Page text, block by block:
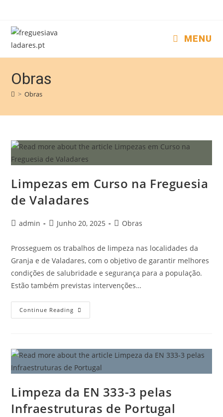
MENU
Obras
> Obras
Limpezas em Curso na Freguesia
de Valadares
admin Junho 20, 2025 Obras
Prosseguem os trabalhos de limpeza nas localidades da
Granja e de Valadares, com o objetivo de garantir melhores
condições de salubridade e segurança para a população.
Estão também previstas intervenções…
Continue Reading
Limpeza da EN 333-3 pelas
Infraestruturas de Portugal